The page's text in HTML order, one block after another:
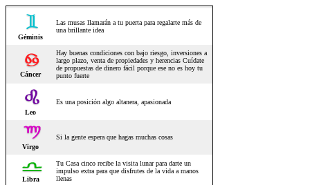
Géminis
Las musas llamarán a tu puerta para regalarte más de
una brillante idea
Cáncer
Hay buenas condiciones con bajo riesgo, inversiones a
largo plazo, venta de propiedades y herencias Cuídate
de propuestas de dinero fácil porque ese no es hoy tu
punto fuerte
Leo
Es una posición algo altanera, apasionada
Virgo
Si la gente espera que hagas muchas cosas
Libra
Tu Casa cinco recibe la visita lunar para darte un
impulso extra para que disfrutes de la vida a manos
llenas